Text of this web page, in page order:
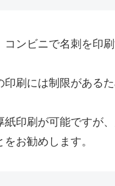
ンビニで名刺を印刷
刷には制限がある
紙印刷が可能ですが
お勧めします。